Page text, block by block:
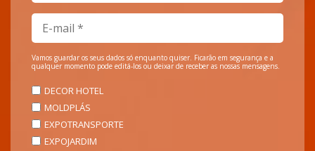
Vamos guardar os seus dados só enquanto quiser. Ficarão em segurança e a
qualquer momento pode editá-los ou deixar de receber as nossas mensagens.
DECOR HOTEL
MOLDPLÁS
EXPOTRANSPORTE
EXPOJARDIM